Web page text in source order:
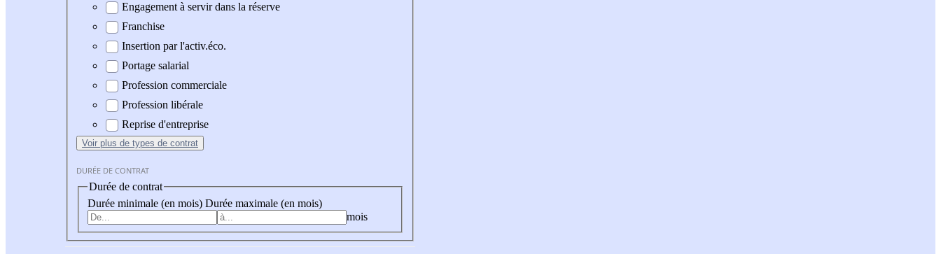
Engagement à servir dans la réserve
Franchise
Insertion par l'activ.éco.
Portage salarial
Profession commerciale
Profession libérale
Reprise d'entreprise
Voir plus de types de contrat
DURÉE DE CONTRAT
Durée de contrat
Durée minimale (en mois) Durée maximale (en mois)
mois